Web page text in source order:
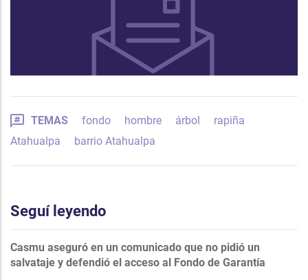
TEMAS fondo hombre árbol
rapiña
Atahualpa
barrio Atahualpa
Seguí leyendo
Casmu aseguró en un comunicado que no pidió un
salvataje y defendió el acceso al Fondo de Garantía